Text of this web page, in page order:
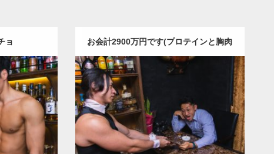
ョ
チョ
お会計2900万円です(プロテインと胸肉
のソテー頼んだだけ)
Update:
Category:バーのマッチョ
ダウンロード